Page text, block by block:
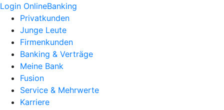
Login OnlineBanking
Privatkunden
Junge Leute
Firmenkunden
Banking & Verträge
Meine Bank
Fusion
Service & Mehrwerte
Karriere